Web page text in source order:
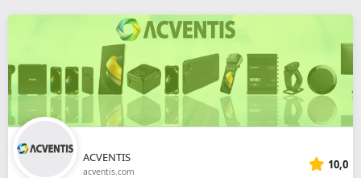
ACVENTIS
acventis.com 10,0